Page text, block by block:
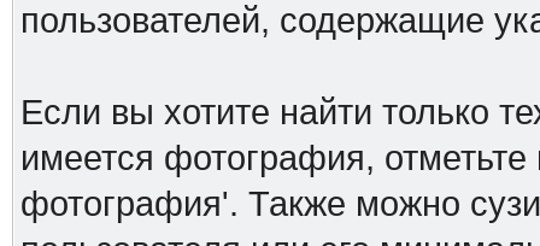
пользователей, содержащие
Если вы хотите найти только
имеется фотография,
фотография'. Также можно